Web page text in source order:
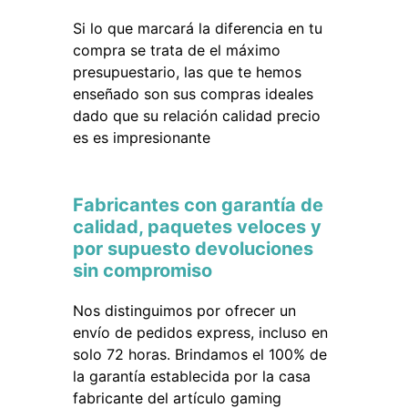
Si lo que marcará la diferencia en tu
compra se trata de el máximo
presupuestario, las que te hemos
enseñado son sus compras ideales
dado que su relación calidad precio
es es impresionante
Fabricantes con garantía de
calidad, paquetes veloces y
por supuesto devoluciones
sin compromiso
Nos distinguimos por ofrecer un
envío de pedidos express, incluso en
solo 72 horas. Brindamos el 100% de
la garantía establecida por la casa
fabricante del artículo gaming